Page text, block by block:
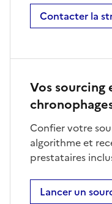
Contacter la
Vos sourcing
Confier votre
algorithme et
prestataires
Lancer un